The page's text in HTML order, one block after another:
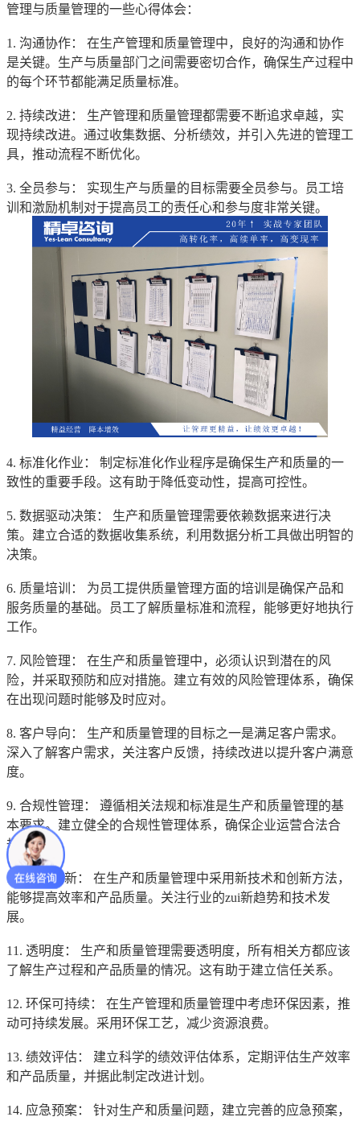
管理与质量管理的一些心得体会：
1. 沟通协作： 在生产管理和质量管理中，良好的沟通和协作
是关键。生产与质量部门之间需要密切合作，确保生产过程中
的每个环节都能满足质量标准。
2. 持续改进： 生产管理和质量管理都需要不断追求卓越，实
现持续改进。通过收集数据、分析绩效，并引入先进的管理工
具，推动流程不断优化。
3. 全员参与： 实现生产与质量的目标需要全员参与。员工培
训和激励机制对于提高员工的责任心和参与度非常关键。
4. 标准化作业： 制定标准化作业程序是确保生产和质量的一
致性的重要手段。这有助于降低变动性，提高可控性。
5. 数据驱动决策： 生产和质量管理需要依赖数据来进行决
策。建立合适的数据收集系统，利用数据分析工具做出明智的
决策。
6. 质量培训： 为员工提供质量管理方面的培训是确保产品和
服务质量的基础。员工了解质量标准和流程，能够更好地执行
工作。
7. 风险管理： 在生产和质量管理中，必须认识到潜在的风
险，并采取预防和应对措施。建立有效的风险管理体系，确保
在出现问题时能够及时应对。
8. 客户导向： 生产和质量管理的目标之一是满足客户需求。
深入了解客户需求，关注客户反馈，持续改进以提升客户满意
度。
9. 合规性管理： 遵循相关法规和标准是生产和质量管理的基
本要求。建立健全的合规性管理体系，确保企业运营合法合
规。
10. 技术创新： 在生产和质量管理中采用新技术和创新方法，
能够提高效率和产品质量。关注行业的zui新趋势和技术发
展。
11. 透明度： 生产和质量管理需要透明度，所有相关方都应该
了解生产过程和产品质量的情况。这有助于建立信任关系。
12. 环保可持续： 在生产管理和质量管理中考虑环保因素，推
动可持续发展。采用环保工艺，减少资源浪费。
13. 绩效评估： 建立科学的绩效评估体系，定期评估生产效率
和产品质量，并据此制定改进计划。
14. 应急预案： 针对生产和质量问题，建立完善的应急预案，